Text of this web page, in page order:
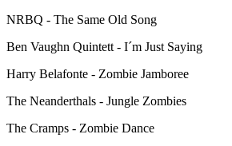
NRBQ - The Same Old Song
Ben Vaughn Quintett - I´m Just Saying
Harry Belafonte - Zombie Jamboree
The Neanderthals - Jungle Zombies
The Cramps - Zombie Dance